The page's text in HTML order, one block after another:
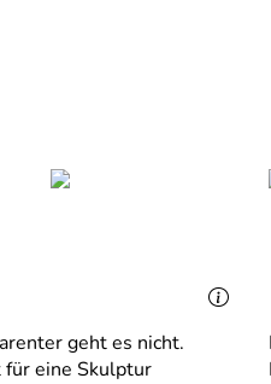
geht es nicht.
für eine Skulptur